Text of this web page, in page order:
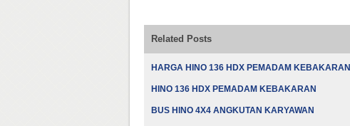
Related Posts
HARGA HINO 136 HDX PEMADAM KEBAKARAN
HINO 136 HDX PEMADAM KEBAKARAN
BUS HINO 4X4 ANGKUTAN KARYAWAN